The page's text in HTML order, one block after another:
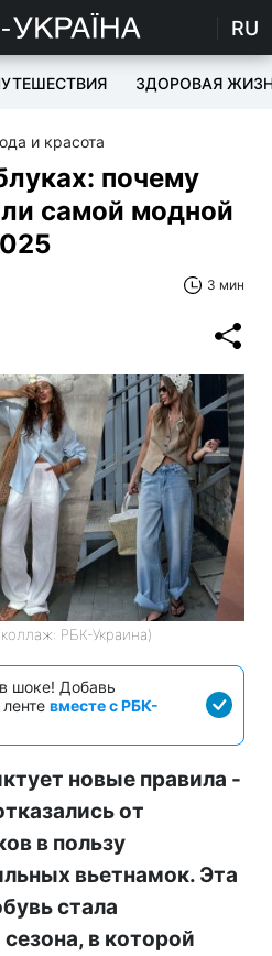
RU
ЗДОРОВАЯ
и красота
почему
самой модной
3 мин
РБК-Украина)
шоке! Добавь
вместе с РБК-
новые правила -
от
в пользу
вьетнамок. Эта
стала
в которой